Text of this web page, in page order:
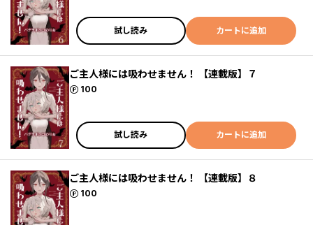
試し読み カートに追加
ご主人様には吸わせません！ 【連載版】７
100
ポイント
試し読み カートに追加
ご主人様には吸わせません！ 【連載版】８
100
ポイント